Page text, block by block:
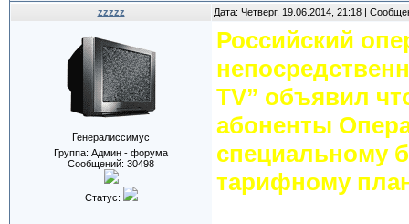
zzzzz Дата: Четверг, 19.06.2014, 21:18 |
Генералиссимус
Группа: Админ - форума
Сообщений: 30498
Статус:
Российский
TV” объявил
абоненты
специальному
тарифному